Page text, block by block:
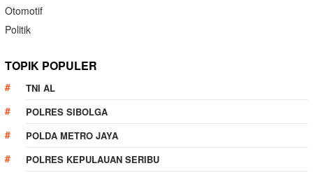
Otomotif
Politik
TOPIK POPULER
TNI AL
POLRES SIBOLGA
POLDA METRO JAYA
POLRES KEPULAUAN SERIBU